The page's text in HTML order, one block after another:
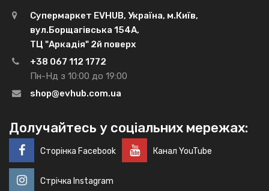
Супермаркет EVHUB, Україна, м.Київ,
вул.Борщагівська 154А,
ТЦ "Аркадія" 2й поверх
+38 067 112 1772
Пн-Нд з 10:00 до 19:00
shop@evhub.com.ua
Долучайтесь у соціальних мережах:
Сторінка Facebook Канал YouTube
Стрічка Instagram